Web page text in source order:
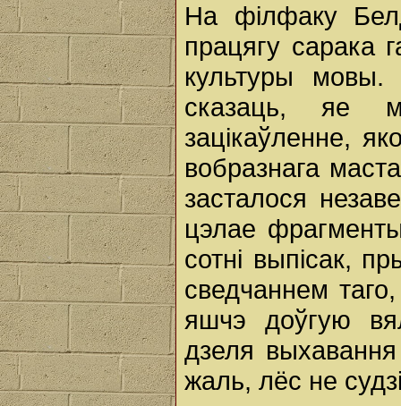
На філфаку
працягу сарака
культуры
сказаць, яе
зацікаўленне,
вобразнага
засталося
цэлае
сотні выпісак,
сведчаннем
яшчэ доўгую
дзеля
жаль, лёс не